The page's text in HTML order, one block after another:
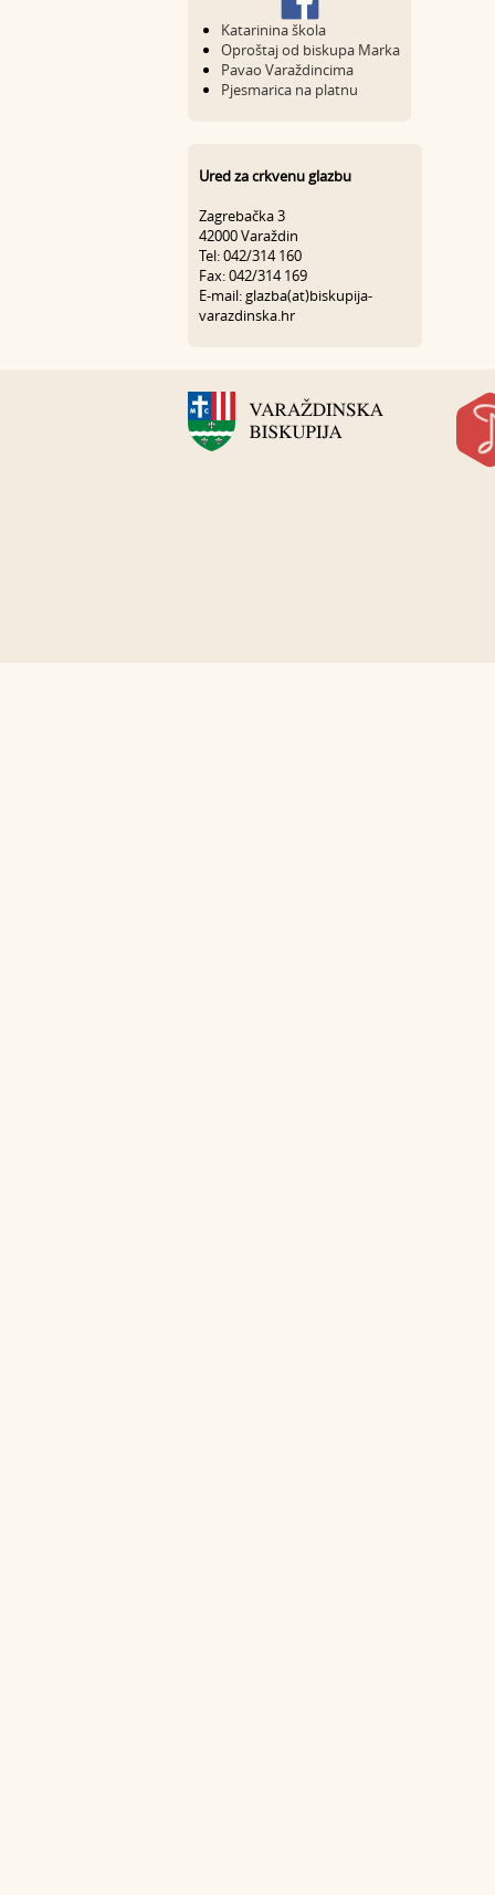
Katarinina škola
Oproštaj od biskupa Marka
Pavao Varaždincima
Pjesmarica na platnu
Ured za crkvenu glazbu
Zagrebačka 3
42000 Varaždin
Tel: 042/314 160
Fax: 042/314 169
E-mail: glazba(at)biskupija-
varazdinska.hr